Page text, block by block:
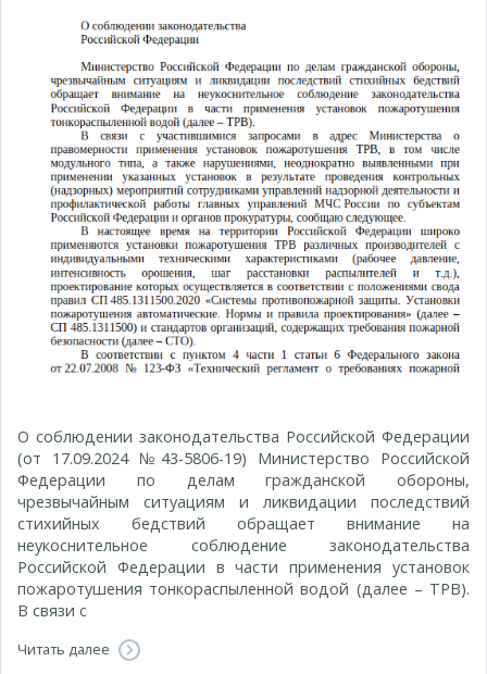
О соблюдении законодательства Российской Федерации
(от 17.09.2024 №43-5806-19) Министерство Российской
Федерации по делам гражданской обороны,
чрезвычайным ситуациям и ликвидации последствий
стихийных бедствий обращает внимание на
неукоснительное соблюдение законодательства
Российской Федерации в части применения установок
пожаротушения тонкораспыленной водой (далее – ТРВ).
В связи с
Читать далее